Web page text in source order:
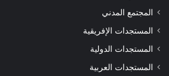
المجتمع المدني
المستجدات الإفريقية
المستجدات الدولية
المستجدات العربية